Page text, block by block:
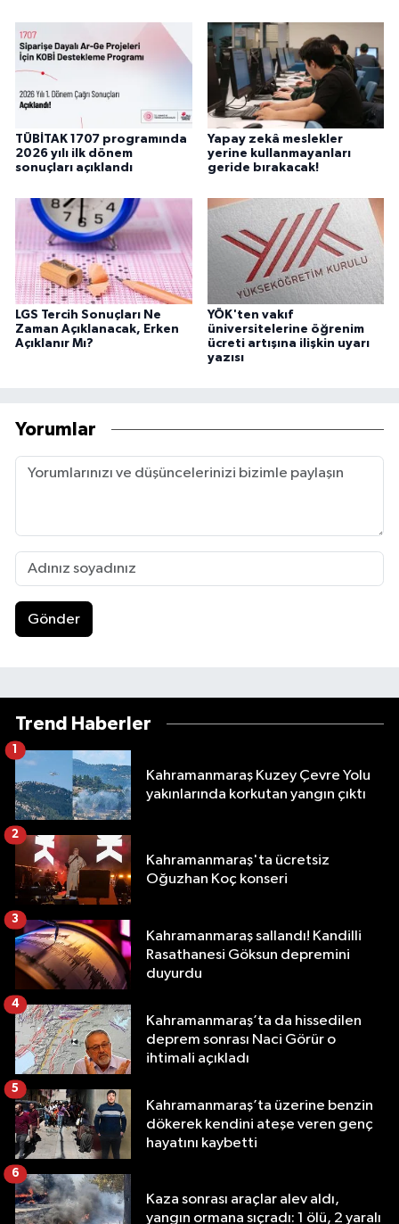
TÜBİTAK 1707 programında
2026 yılı ilk dönem
sonuçları açıklandı
Yapay zekâ meslekler
yerine kullanmayanları
geride bırakacak!
LGS Tercih Sonuçları Ne
Zaman Açıklanacak, Erken
Açıklanır Mı?
YÖK'ten vakıf
üniversitelerine öğrenim
ücreti artışına ilişkin uyarı
yazısı
Yorumlar
Gönder
Trend Haberler
Kahramanmaraş Kuzey Çevre Yolu
yakınlarında korkutan yangın çıktı
1
Kahramanmaraş'ta ücretsiz
Oğuzhan Koç konseri
2
Kahramanmaraş sallandı! Kandilli
Rasathanesi Göksun depremini
duyurdu
3
Kahramanmaraş’ta da hissedilen
deprem sonrası Naci Görür o
ihtimali açıkladı
4
Kahramanmaraş’ta üzerine benzin
dökerek kendini ateşe veren genç
hayatını kaybetti
5
Kaza sonrası araçlar alev aldı,
yangın ormana sıçradı: 1 ölü, 2 yaralı
6